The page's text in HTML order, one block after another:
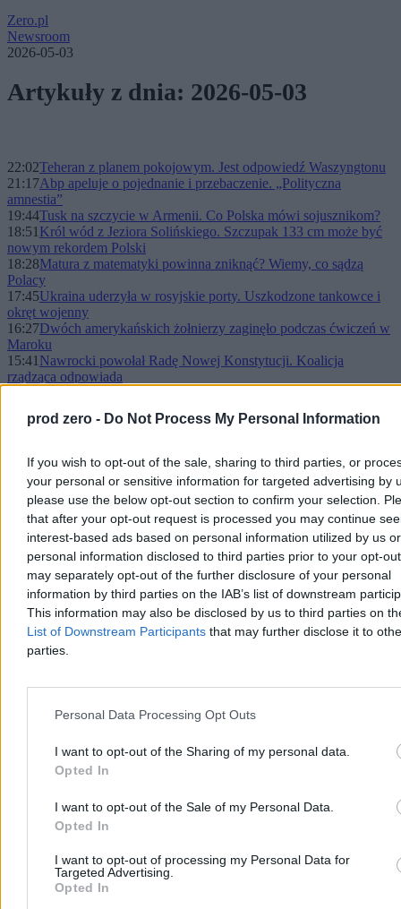
prod zero - Do Not Process My Personal Information
If you wish to opt-out of the sale, sharing to third parties, or
your personal or sensitive information for targeted advertising by
please use the below opt-out section to confirm your selection.
that after your opt-out request is processed you may continue
interest-based ads based on personal information utilized by us or
personal information disclosed to third parties prior to your opt-
may separately opt-out of the further disclosure of your personal
information by third parties on the IAB’s list of downstream
This information may also be disclosed by us to third parties on
List of Downstream Participants that may further disclose it to
parties.
Personal Data Processing Opt Outs
I want to opt-out of the Sharing of my personal data.
Opted In
I want to opt-out of the Sale of my Personal Data.
Opted In
I want to opt-out of processing my Personal Data for
Targeted Advertising.
Opted In
Zero.pl
Newsroom
2026-05-03
Artykuły z dnia: 2026-05-03
22:02Teheran z planem pokojowym. Jest odpowiedź Waszyngtonu
21:17Abp apeluje o pojednanie i przebaczenie. „Polityczna
amnestia”
19:44Tusk na szczycie w Armenii. Co Polska mówi sojusznikom?
18:51 Król wód z Jeziora Solińskiego. Szczupak 133 cm może być
nowym rekordem Polski
18:28Matura z matematyki powinna zniknąć? Wiemy, co sądzą
Polacy
17:45Ukraina uderzyła w rosyjskie porty. Uszkodzone tankowce i
okręt wojenny
16:27Dwóch amerykańskich żołnierzy zaginęło podczas ćwiczeń w
Maroku
15:41 Nawrocki powołał Radę Nowej Konstytucji. Koalicja
rządząca odpowiada
15:04Pięcioro wspaniałych, czyli co zostaje na języku
od dwóch lat”
12:37Nawrocki powołuje Radę Nowej Konstytucji.
„Zmodernizować albo zmienić”
12:16Drożyzna zjada zęby Polaków. Stomatologia jak dobro
luksusowe?
11:25Pierwsze takie bankructwo od dekad. „Nie mieliśmy innego
wyjścia”
10:58Andrzej Poczobut z Orderem Orła Białego. Salwa braw na
Zamku Królewskim
10:29Nowy satelita wzmocni polską armię w kosmosie. Rakieta
wystartowała
09:52Tusk spotkał się z Poczobutem. „Było o Polsce, o wolności i
przyszłości”
„W ciągu kilkudziesięciu godzin”. Umowa z Brukselą ws.
Reset konstytucyjny. Czy jest o czym rozmawiać?
Dlaczego dziś nie będzie nowej Konstytucji 3 Maja?